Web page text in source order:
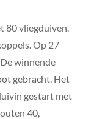
80 vliegduiven.
Op 27
winnende
gebracht. Het
gestart met
40,